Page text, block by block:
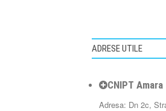
ADRESE UTILE
CNIPT Amara
Adresa: Dn 2c,